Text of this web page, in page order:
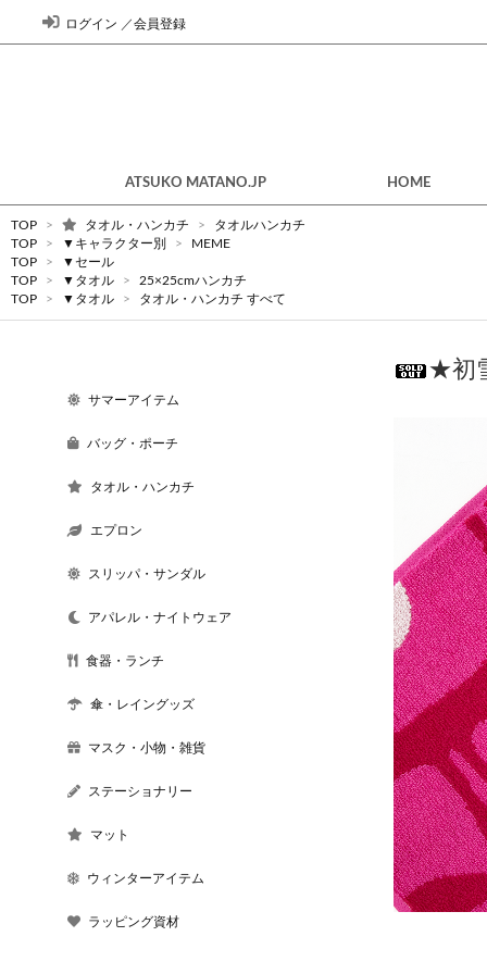
ログイン ／会員登録
ATSUKO MATANO.JP HOME
TOP > タオル・ハンカチ >
タオルハンカチ
TOP
> ▼キャラクター別 >
MEME
TOP
>
▼セール
TOP
> ▼タオル >
25×25cmハンカチ
TOP
> ▼タオル > タオル・ハンカチ すべて
サマーアイテム
バッグ・ポーチ
タオル・ハンカチ
エプロン
スリッパ・サンダル
アパレル・ナイトウェア
食器・ランチ
傘・レイングッズ
マスク・小物・雑貨
ステーショナリー
マット
ウィンターアイテム
ラッピング資材
★初